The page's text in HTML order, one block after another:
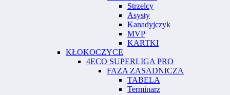
Strzelcy
Asysty
Kanadyjczyk
MVP
KARTKI
KŁOKOCZYCE
4ECO SUPERLIGA PRO
FAZA ZASADNICZA
TABELA
Terminarz